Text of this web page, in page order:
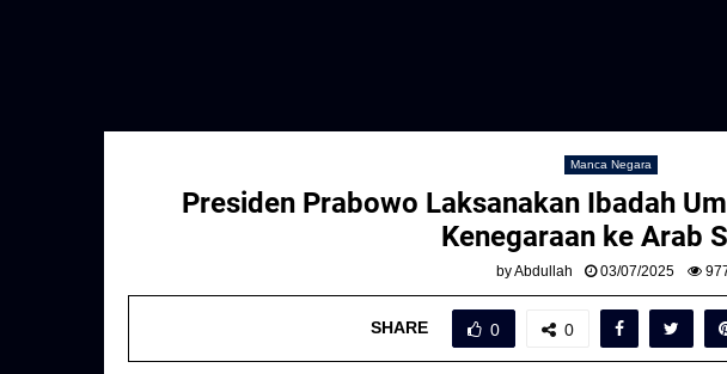
Manca Negara
Presiden Prabowo Laksanakan Ibadah
Kenegaraan ke Arab
byAbdullah 03/07/2025
SHARE 0 0